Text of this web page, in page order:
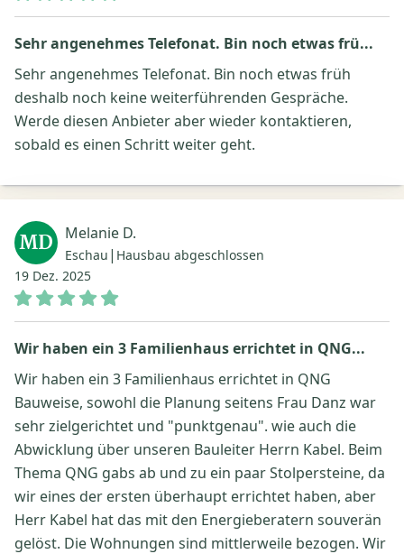
Sehr angenehmes Telefonat. Bin noch etwas frü...
Sehr angenehmes Telefonat. Bin noch etwas früh
deshalb noch keine weiterführenden Gespräche.
Werde diesen Anbieter aber wieder kontaktieren,
sobald es einen Schritt weiter geht.
MD Melanie D.
Eschau | Hausbau abgeschlossen
19 Dez. 2025
Wir haben ein 3 Familienhaus errichtet in QNG...
Wir haben ein 3 Familienhaus errichtet in QNG
Bauweise, sowohl die Planung seitens Frau Danz war
sehr zielgerichtet und "punktgenau". wie auch die
Abwicklung über unseren Bauleiter Herrn Kabel. Beim
Thema QNG gabs ab und zu ein paar Stolpersteine, da
wir eines der ersten überhaupt errichtet haben, aber
Herr Kabel hat das mit den Energieberatern souverän
gelöst. Die Wohnungen sind mittlerweile bezogen. Wir